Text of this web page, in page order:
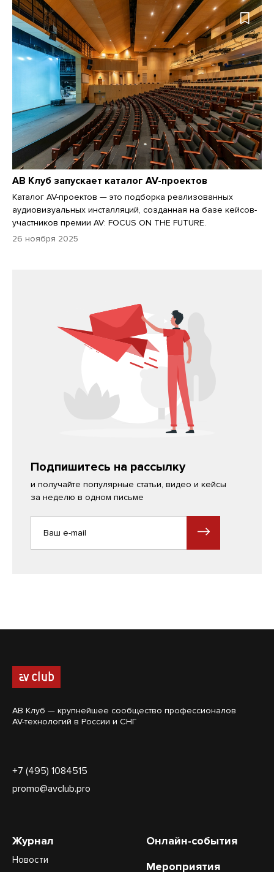
АВ Клуб запускает каталог AV-проектов
Каталог AV-проектов — это подборка реализованных
аудиовизуальных инсталляций, созданная на базе кейсов-
участников премии AV: FOCUS ON THE FUTURE.
26 ноября 2025
Подпишитесь на рассылку
и получайте популярные статьи, видео и кейсы
за неделю в одном письме
АВ Клуб — крупнейшее сообщество профессионалов
AV-технологий в России и СНГ
+7 (495) 1084515
promo@avclub.pro
Журнал
Новости
Онлайн-события
Мероприятия